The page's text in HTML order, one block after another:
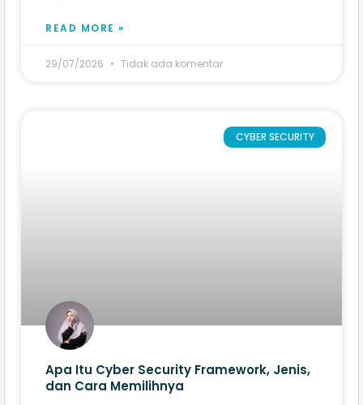
READ MORE »
29/07/2026 Tidak ada komentar
CYBER SECURITY
Apa Itu Cyber Security Framework, Jenis,
dan Cara Memilihnya